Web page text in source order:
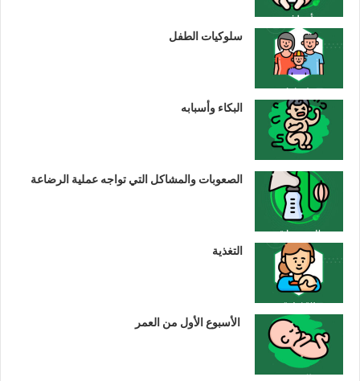
سلوكيات الطفل
البكاء وأسبابه
الصعوبات والمشاكل التي تواجه عملية الرضاعة
التغذية
الأسبوع الأول من العمر